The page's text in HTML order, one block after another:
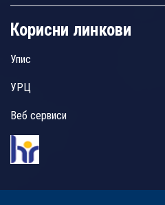
Корисни линкови
Упис
УРЦ
Веб сервиси